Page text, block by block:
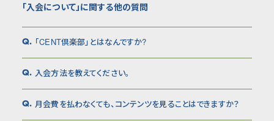
「入会について」に関する他の質問
Q. 「CENT倶楽部」とはなんですか?
Q. 入会方法を教えてください。
Q. 月会費を払わなくても、コンテンツを見ることはできますか？